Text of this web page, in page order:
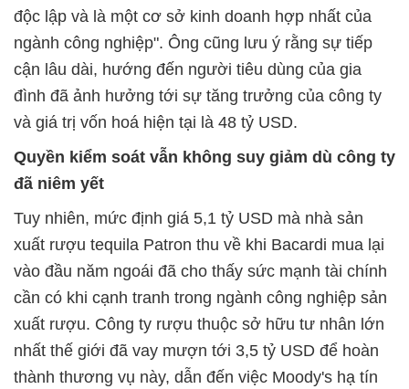
độc lập và là một cơ sở kinh doanh hợp nhất của
ngành công nghiệp". Ông cũng lưu ý rằng sự tiếp
cận lâu dài, hướng đến người tiêu dùng của gia
đình đã ảnh hưởng tới sự tăng trưởng của công ty
và giá trị vốn hoá hiện tại là 48 tỷ USD.
Quyền kiểm soát vẫn không suy giảm dù công ty
đã niêm yết
Tuy nhiên, mức định giá 5,1 tỷ USD mà nhà sản
xuất rượu tequila Patron thu về khi Bacardi mua lại
vào đầu năm ngoái đã cho thấy sức mạnh tài chính
cần có khi cạnh tranh trong ngành công nghiệp sản
xuất rượu. Công ty rượu thuộc sở hữu tư nhân lớn
nhất thế giới đã vay mượn tới 3,5 tỷ USD để hoàn
thành thương vụ này, dẫn đến việc Moody's hạ tín